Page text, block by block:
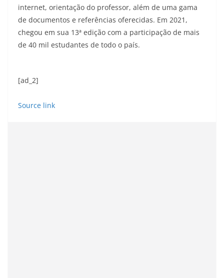
internet, orientação do professor, além de uma gama
de documentos e referências oferecidas. Em 2021,
chegou em sua 13ª edição com a participação de mais
de 40 mil estudantes de todo o país.
[ad_2]
Source link